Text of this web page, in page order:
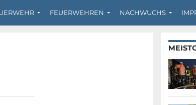
FEUERWEHREN NACHWUCHS